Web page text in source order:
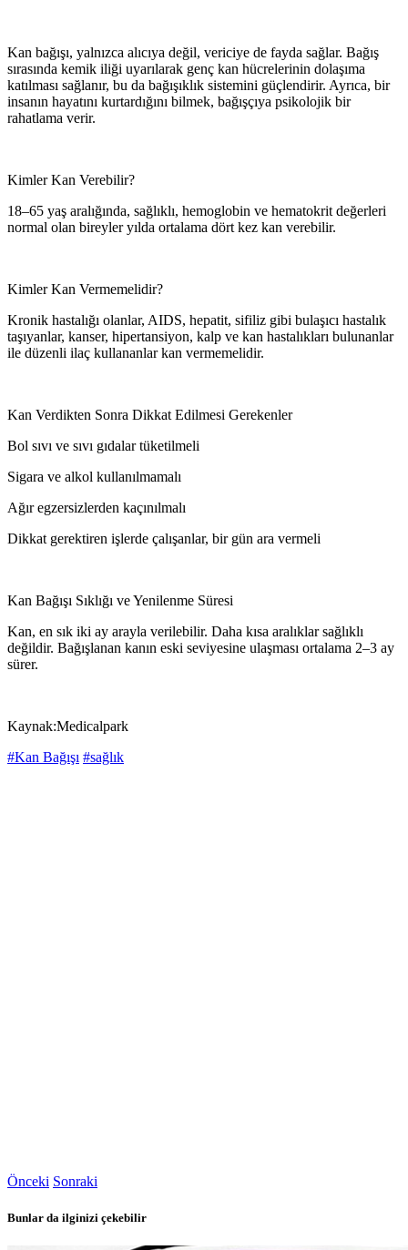
Kan bağışı, yalnızca alıcıya değil, vericiye de fayda sağlar. Bağış
sırasında kemik iliği uyarılarak genç kan hücrelerinin dolaşıma
katılması sağlanır, bu da bağışıklık sistemini güçlendirir. Ayrıca, bir
insanın hayatını kurtardığını bilmek, bağışçıya psikolojik bir
rahatlama verir.
Kimler Kan Verebilir?
18–65 yaş aralığında, sağlıklı, hemoglobin ve hematokrit değerleri
normal olan bireyler yılda ortalama dört kez kan verebilir.
Kimler Kan Vermemelidir?
Kronik hastalığı olanlar, AIDS, hepatit, sifiliz gibi bulaşıcı hastalık
taşıyanlar, kanser, hipertansiyon, kalp ve kan hastalıkları bulunanlar
ile düzenli ilaç kullananlar kan vermemelidir.
Kan Verdikten Sonra Dikkat Edilmesi Gerekenler
Bol sıvı ve sıvı gıdalar tüketilmeli
Sigara ve alkol kullanılmamalı
Ağır egzersizlerden kaçınılmalı
Dikkat gerektiren işlerde çalışanlar, bir gün ara vermeli
Kan Bağışı Sıklığı ve Yenilenme Süresi
Kan, en sık iki ay arayla verilebilir. Daha kısa aralıklar sağlıklı
değildir. Bağışlanan kanın eski seviyesine ulaşması ortalama 2–3 ay
sürer.
Kaynak:Medicalpark
#Kan Bağışı #sağlık
Önceki Sonraki
Bunlar da ilginizi çekebilir